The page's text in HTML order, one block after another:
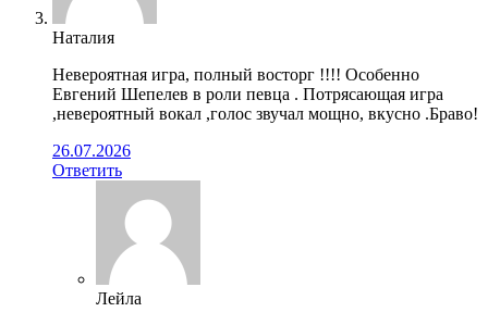
Наталия
Невероятная игра, полный восторг !!!! Особенно
Евгений Шепелев в роли певца . Потрясающая игра
,невероятный вокал ,голос звучал мощно, вкусно .Браво!
26.07.2026
Ответить
Лейла